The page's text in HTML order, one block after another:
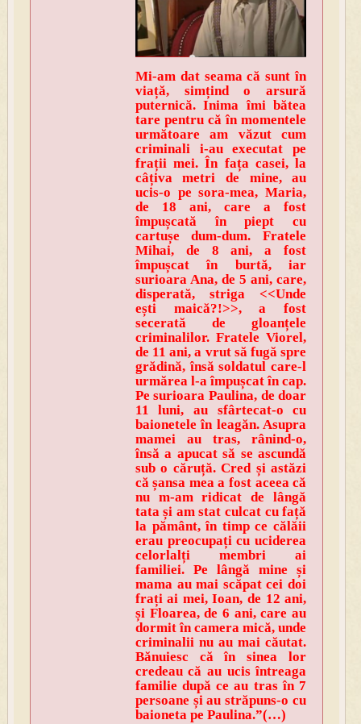
Mi-am dat seama că sunt în
viață, simțind o arsură
puternică. Inima îmi bătea
tare pentru că în momentele
următoare am văzut cum
criminali i-au executat pe
frații mei. În fața casei, la
câțiva metri de mine, au
ucis-o pe sora-mea, Maria,
de 18 ani, care a fost
împușcată în piept cu
cartușe dum-dum. Fratele
Mihai, de 8 ani, a fost
împușcat în burtă, iar
surioara Ana, de 5 ani, care,
disperată, striga <<Unde
ești maică?!>>, a fost
secerată de gloanțele
criminalilor. Fratele Viorel,
de 11 ani, a vrut să fugă spre
grădină, însă soldatul care-l
urmărea l-a împușcat în cap.
Pe surioara Paulina, de doar
11 luni, au sfârtecat-o cu
baionetele în leagăn. Asupra
mamei au tras, rânind-o,
însă a apucat să se ascundă
sub o căruță. Cred și astăzi
că șansa mea a fost aceea că
nu m-am ridicat de lângă
tata și am stat culcat cu față
la pământ, în timp ce călăii
erau preocupați cu uciderea
celorlalți membri ai
familiei. Pe lângă mine și
mama au mai scăpat cei doi
frați ai mei, Ioan, de 12 ani,
și Floarea, de 6 ani, care au
dormit în camera mică, unde
criminalii nu au mai căutat.
Bănuiesc că în sinea lor
credeau că au ucis întreaga
familie după ce au tras în 7
persoane și au străpuns-o cu
baioneta pe Paulina.”(…)